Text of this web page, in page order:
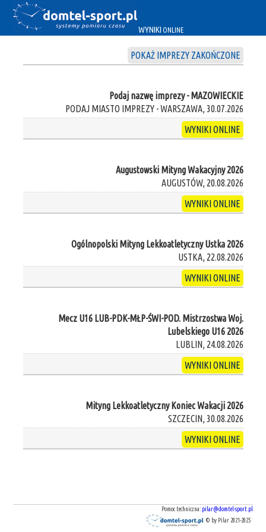
WYNIKI ONLINE
POKAŻ IMPREZY ZAKOŃCZONE
Podaj nazwę imprezy - MAZOWIECKIE
PODAJ MIASTO IMPREZY - WARSZAWA, 30.07.2026
WYNIKI ONLINE
Augustowski Mityng Wakacyjny 2026
AUGUSTÓW, 20.08.2026
WYNIKI ONLINE
Ogólnopolski Mityng Lekkoatletyczny Ustka 2026
USTKA, 22.08.2026
WYNIKI ONLINE
Mecz U16 LUB-PDK-MŁP-ŚWI-POD. Mistrzostwa Woj.
Lubelskiego U16 2026
LUBLIN, 24.08.2026
WYNIKI ONLINE
Mityng Lekkoatletyczny Koniec Wakacji 2026
SZCZECIN, 30.08.2026
WYNIKI ONLINE
Pomoc techniczna: pilar@domtel-sport.pl
© by Pilar 2021-2025